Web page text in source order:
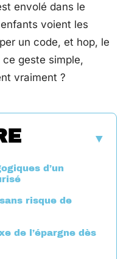
envolé dans le
voient les
un code, et hop, le
geste simple,
vraiment ?
d’un
risque de
de l’épargne dès